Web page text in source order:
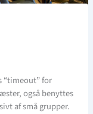
“timeout” for
også benyttes
af små grupper.